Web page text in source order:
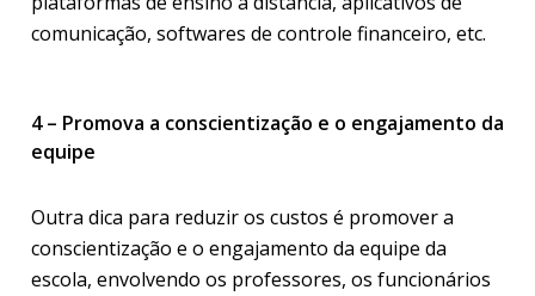
comunicação, softwares de controle financeiro, etc.
4 – Promova a conscientização e o engajamento da
equipe
Outra dica para reduzir os custos é promover a
conscientização e o engajamento da equipe da
escola, envolvendo os professores, os funcionários